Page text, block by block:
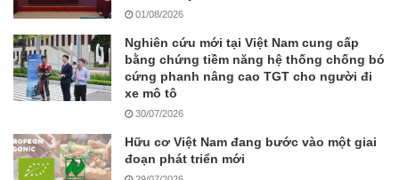
01/08/2026
Nghiên cứu mới tại Việt Nam cung cấp
bằng chứng tiềm năng hệ thống chống bó
cứng phanh nâng cao TGT cho người đi
xe mô tô
30/07/2026
Hữu cơ Việt Nam đang bước vào một giai
đoạn phát triển mới